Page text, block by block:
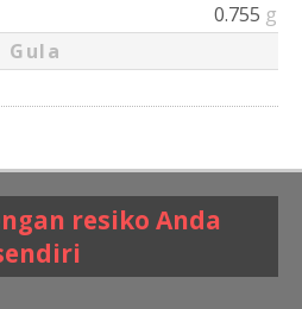
0.755 g
Gula
resiko Anda